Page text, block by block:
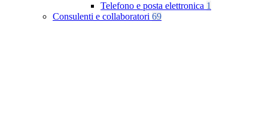
Telefono e posta elettronica 1
Consulenti e collaboratori 69